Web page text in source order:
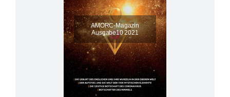
AMORC-Magazin
Ausgabe10 2021